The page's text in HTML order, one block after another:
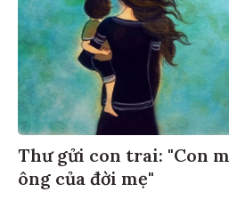
Thư gửi con trai: "Con
ông của đời mẹ"